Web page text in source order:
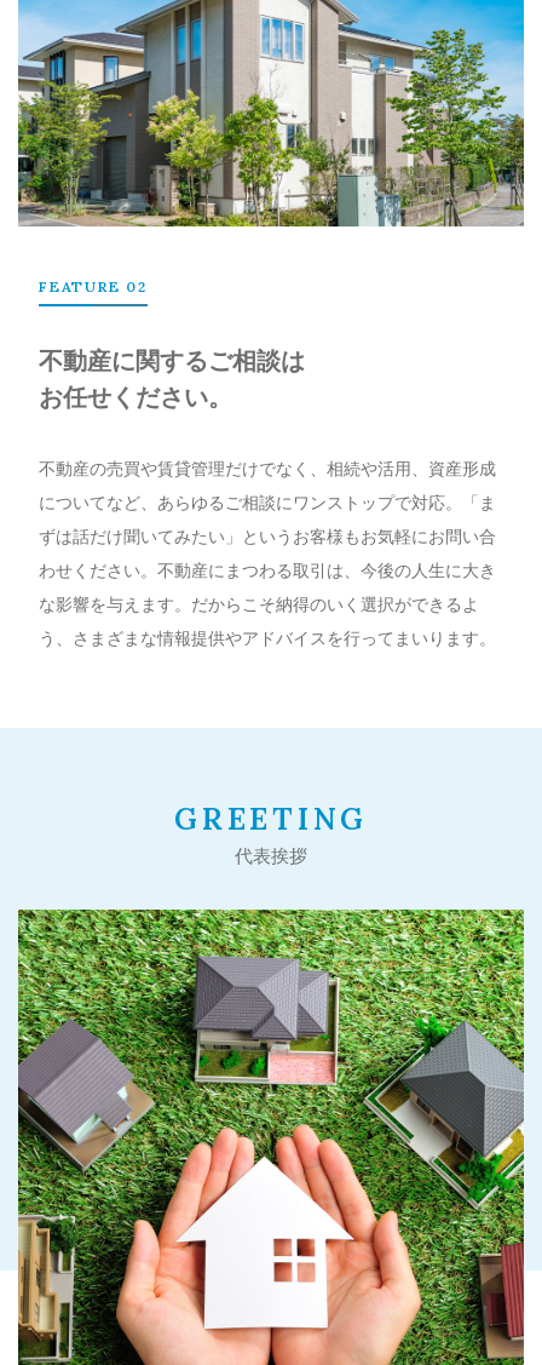
FEATURE 02
不動産に関するご相談は
お任せください。
不動産の売買や賃貸管理だけでなく、相続や活用、資産形成
についてなど、あらゆるご相談にワンストップで対応。「ま
ずは話だけ聞いてみたい」というお客様もお気軽にお問い合
わせください。不動産にまつわる取引は、今後の人生に大き
な影響を与えます。だからこそ納得のいく選択ができるよ
う、さまざまな情報提供やアドバイスを行ってまいります。
GREETING
代表挨拶